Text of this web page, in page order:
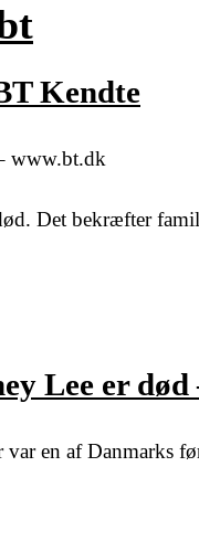
Kendte
www.bt.dk
Det bekræfter
Lee er
en af Danmarks